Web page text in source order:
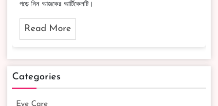
পড়ে নিন আজকের আর্টিকেলটি।
Read More
Categories
Eye Care